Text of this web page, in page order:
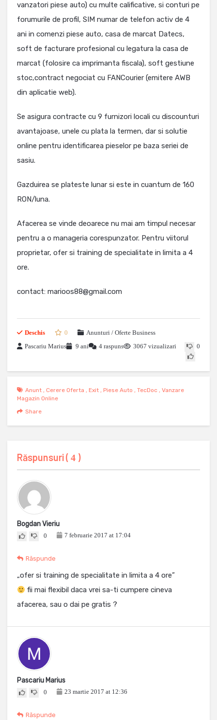
vanzatori piese auto) cu multe calificative, si conturi pe
forumurile de profil, SIM numar de telefon activ de 4
ani in comenzi piese auto, casa de marcat Datecs,
soft de facturare profesional cu legatura la casa de
marcat (folosire ca imprimanta fiscala), soft gestiune
stoc,contract negociat cu FANCourier (emitere AWB
din aplicatie web).
Se asigura contracte cu 9 furnizori locali cu discounturi
avantajoase, unele cu plata la termen, dar si solutie
online pentru identificarea pieselor pe baza seriei de
sasiu.
Gazduirea se plateste lunar si este in cuantum de 160
RON/luna.
Afacerea se vinde deoarece nu mai am timpul necesar
pentru a o manageria corespunzator. Pentru viitorul
proprietar, ofer si training de specialitate in limita a 4
ore.
contact: marioos88@gmail.com
Deschis 0
Anunturi / Oferte Business
Pascariu Marius
9 ani 4 raspuns 3067 vizualizari 0
Anunt , Cerere Oferta , Exit , Piese Auto , TecDoc , Vanzare
Magazin Online
Share
Răspunsuri ( 4 )
Bogdan Vieriu
0 7 februarie 2017 at 17:04
Răspunde
„ofer si training de specialitate in limita a 4 ore”
fii mai flexibil daca vrei sa-ti cumpere cineva
afacerea, sau o dai pe gratis ?
Pascariu Marius
0 23 martie 2017 at 12:36
Răspunde